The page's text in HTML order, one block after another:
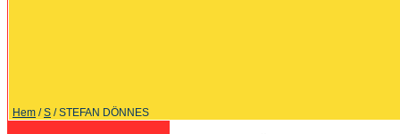
Hem /S / STEFAN DÖNNES